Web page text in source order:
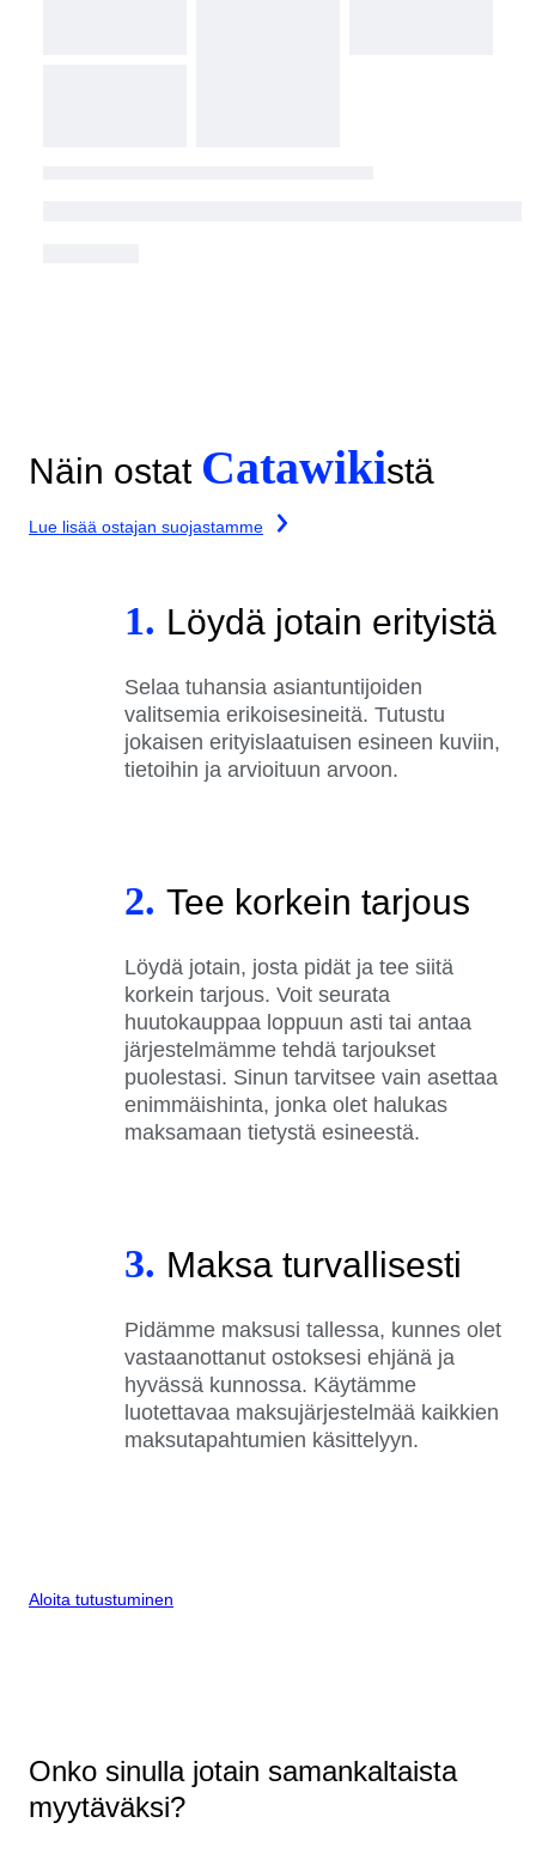
Näin ostat Catawikistä
Lue lisää ostajan suojastamme
1. Löydä jotain erityistä
Selaa tuhansia asiantuntijoiden
valitsemia erikoisesineitä. Tutustu
jokaisen erityislaatuisen esineen kuviin,
tietoihin ja arvioituun arvoon.
2. Tee korkein tarjous
Löydä jotain, josta pidät ja tee siitä
korkein tarjous. Voit seurata
huutokauppaa loppuun asti tai antaa
järjestelmämme tehdä tarjoukset
puolestasi. Sinun tarvitsee vain asettaa
enimmäishinta, jonka olet halukas
maksamaan tietystä esineestä.
3. Maksa turvallisesti
Pidämme maksusi tallessa, kunnes olet
vastaanottanut ostoksesi ehjänä ja
hyvässä kunnossa. Käytämme
luotettavaa maksujärjestelmää kaikkien
maksutapahtumien käsittelyyn.
Aloita tutustuminen
Onko sinulla jotain samankaltaista
myytäväksi?